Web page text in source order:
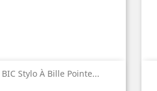
BIC Stylo À Bille Pointe...
 Aperçu rapide